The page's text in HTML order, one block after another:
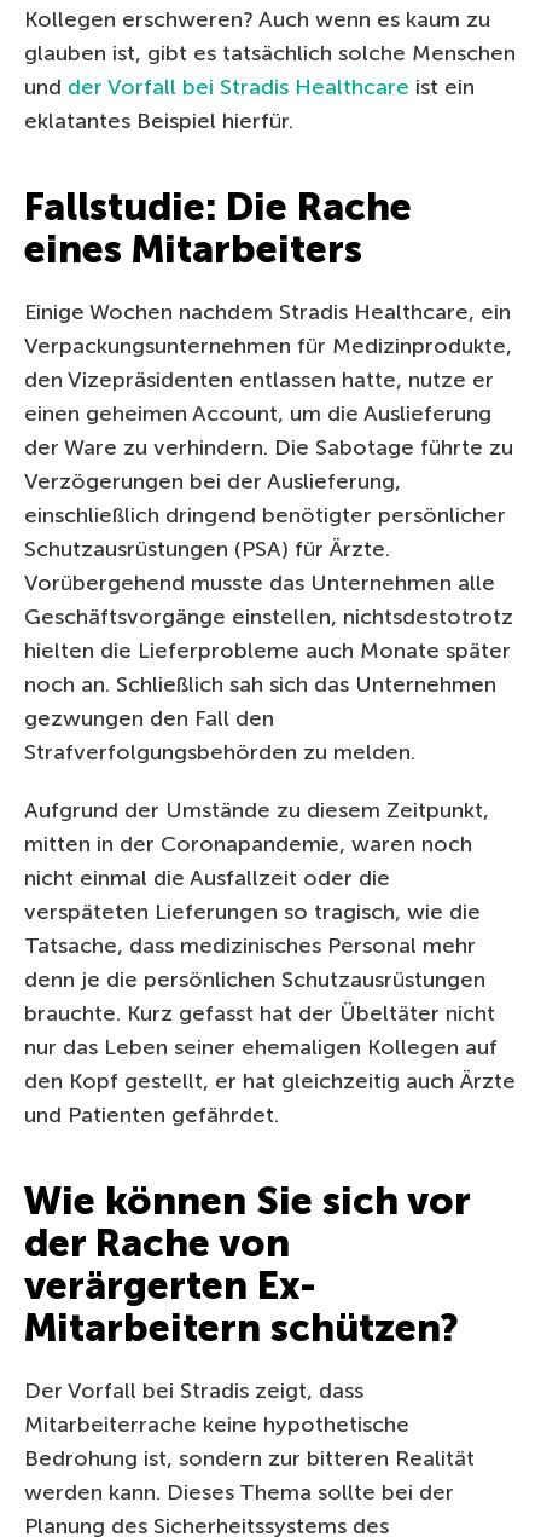
Kollegen erschweren? Auch wenn es kaum zu
glauben ist, gibt es tatsächlich solche Menschen
und der Vorfall bei Stradis Healthcare ist ein
eklatantes Beispiel hierfür.
Fallstudie: Die Rache
eines Mitarbeiters
Einige Wochen nachdem Stradis Healthcare, ein
Verpackungsunternehmen für Medizinprodukte,
den Vizepräsidenten entlassen hatte, nutze er
einen geheimen Account, um die Auslieferung
der Ware zu verhindern. Die Sabotage führte zu
Verzögerungen bei der Auslieferung,
einschließlich dringend benötigter persönlicher
Schutzausrüstungen (PSA) für Ärzte.
Vorübergehend musste das Unternehmen alle
Geschäftsvorgänge einstellen, nichtsdestotrotz
hielten die Lieferprobleme auch Monate später
noch an. Schließlich sah sich das Unternehmen
gezwungen den Fall den
Strafverfolgungsbehörden zu melden.
Aufgrund der Umstände zu diesem Zeitpunkt,
mitten in der Coronapandemie, waren noch
nicht einmal die Ausfallzeit oder die
verspäteten Lieferungen so tragisch, wie die
Tatsache, dass medizinisches Personal mehr
denn je die persönlichen Schutzausrüstungen
brauchte. Kurz gefasst hat der Übeltäter nicht
nur das Leben seiner ehemaligen Kollegen auf
den Kopf gestellt, er hat gleichzeitig auch Ärzte
und Patienten gefährdet.
Wie können Sie sich vor
der Rache von
verärgerten Ex-
Mitarbeitern schützen?
Der Vorfall bei Stradis zeigt, dass
Mitarbeiterrache keine hypothetische
Bedrohung ist, sondern zur bitteren Realität
werden kann. Dieses Thema sollte bei der
Planung des Sicherheitssystems des